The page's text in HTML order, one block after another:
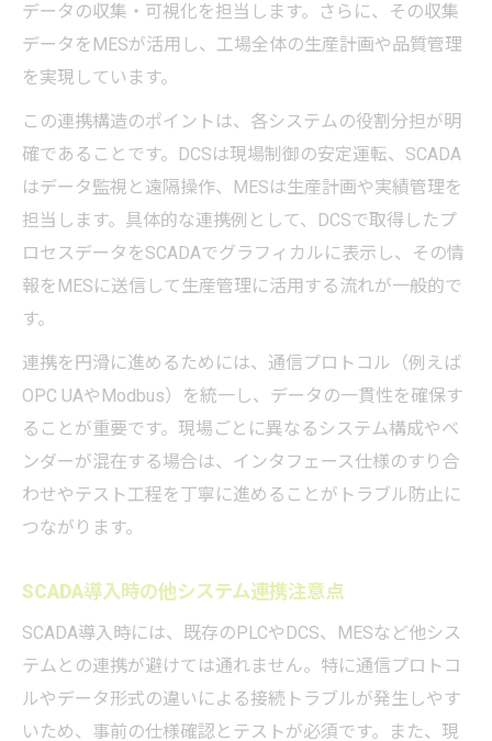
データの収集・可視化を担当します。さらに、その収集
データをMESが活用し、工場全体の生産計画や品質管理
を実現しています。
この連携構造のポイントは、各システムの役割分担が明
確であることです。DCSは現場制御の安定運転、SCADA
はデータ監視と遠隔操作、MESは生産計画や実績管理を
担当します。具体的な連携例として、DCSで取得したプ
ロセスデータをSCADAでグラフィカルに表示し、その情
報をMESに送信して生産管理に活用する流れが一般的で
す。
連携を円滑に進めるためには、通信プロトコル（例えば
OPC UAやModbus）を統一し、データの一貫性を確保す
ることが重要です。現場ごとに異なるシステム構成やベ
ンダーが混在する場合は、インタフェース仕様のすり合
わせやテスト工程を丁寧に進めることがトラブル防止に
つながります。
SCADA導入時の他システム連携注意点
SCADA導入時には、既存のPLCやDCS、MESなど他シス
テムとの連携が避けては通れません。特に通信プロトコ
ルやデータ形式の違いによる接続トラブルが発生しやす
いため、事前の仕様確認とテストが必須です。また、現